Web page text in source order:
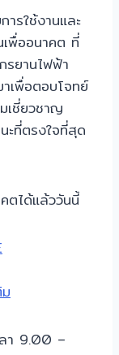
ารใช้งานและ
พื่ออนาคต ที่
ยานไฟฟ้า
เพื่อตอบโจทย์
เชี่ยวชาญ
ะที่ตรงใจที่สุด
ตได้แล้ววันนี้
า 9.00 –